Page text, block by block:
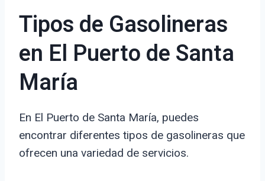
Tipos de Gasolineras
en El Puerto de Santa
María
En El Puerto de Santa María, puedes
encontrar diferentes tipos de gasolineras que
ofrecen una variedad de servicios.